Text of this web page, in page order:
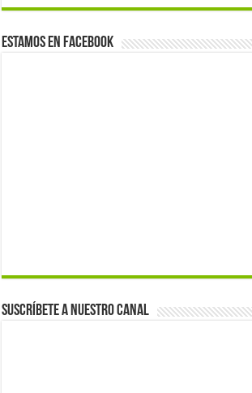
Estamos en Facebook
Suscríbete a nuestro canal